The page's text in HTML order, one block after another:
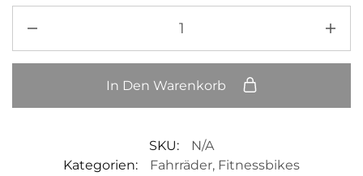
In Den Warenkorb
SKU:
N/A
Kategorien:
Fahrräder, Fitnessbikes